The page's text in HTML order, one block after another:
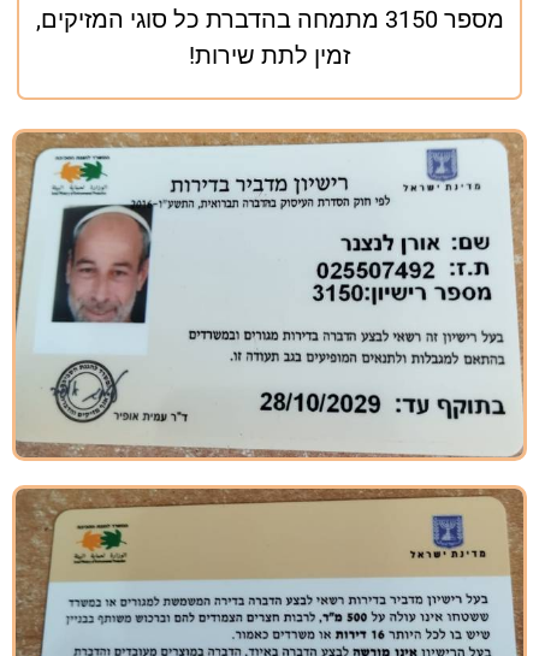
מספר 3150 מתמחה בהדברת כל סוגי המזיקים,
זמין לתת שירות!